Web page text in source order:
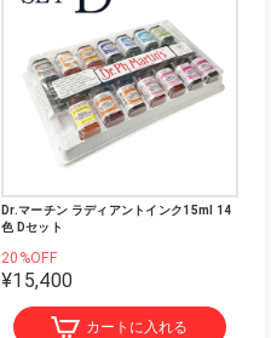
Dr.マーチン ラディアントインク15ml 14
色 Dセット
20%OFF
¥15,400
カートに入れる